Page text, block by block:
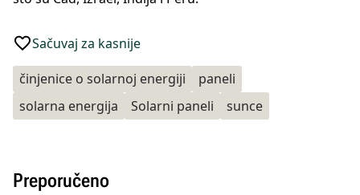
Sačuvaj za kasnije
činjenice o solarnoj energiji
paneli
solarna energija
Solarni paneli sunce
Preporučeno